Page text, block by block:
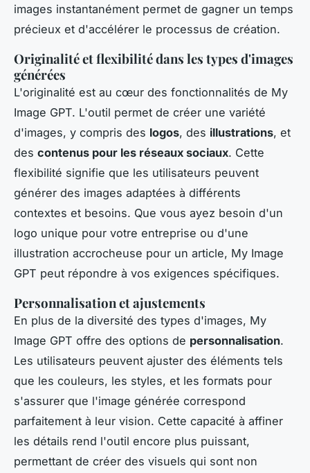
images instantanément permet de gagner un temps
précieux et d'accélérer le processus de création.
Originalité et flexibilité dans les types d'images
générées
L'originalité est au cœur des fonctionnalités de My
Image GPT. L'outil permet de créer une variété
d'images, y compris des logos, des illustrations, et
des contenus pour les réseaux sociaux. Cette
flexibilité signifie que les utilisateurs peuvent
générer des images adaptées à différents
contextes et besoins. Que vous ayez besoin d'un
logo unique pour votre entreprise ou d'une
illustration accrocheuse pour un article, My Image
GPT peut répondre à vos exigences spécifiques.
Personnalisation et ajustements
En plus de la diversité des types d'images, My
Image GPT offre des options de personnalisation.
Les utilisateurs peuvent ajuster des éléments tels
que les couleurs, les styles, et les formats pour
s'assurer que l'image générée correspond
parfaitement à leur vision. Cette capacité à affiner
les détails rend l'outil encore plus puissant,
permettant de créer des visuels qui sont non